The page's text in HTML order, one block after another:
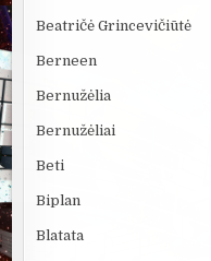
Beatričė Grincevičiūtė
Berneen
Bernužėlia
Bernužėliai
Beti
Biplan
Blatata